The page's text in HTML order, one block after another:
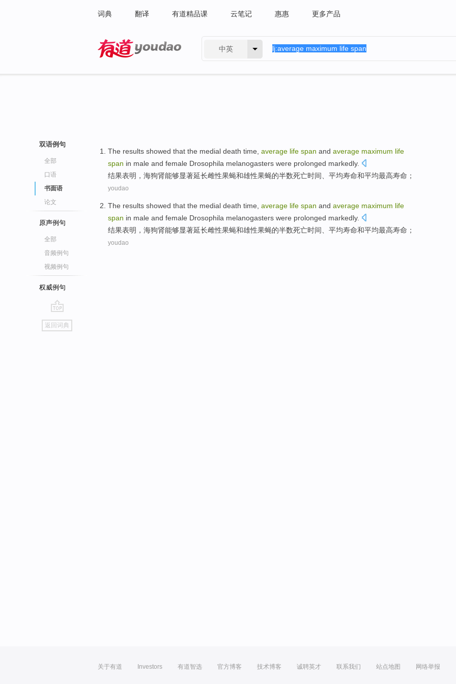
词典 翻译 有道精品课 云笔记 惠惠 更多产品
中英
双语例句
全部
口语
书面语
论文
原声例句
全部
音频例句
视频例句
权威例句
go
top
返回词典
The results showed that the medial death time average life span and average maximum life
span in male and female Drosophila melanogasters were prolonged markedly.
结果表明 ， 海狗肾能够显著延长雌性果蝇和雄性果蝇的半数死亡时间 平均寿命和平均最高寿命；
youdao
The results showed that the medial death time average life span and average maximum life
span in male and female Drosophila melanogasters were prolonged markedly.
结果表明 ， 海狗肾能够显著延长雌性果蝇和雄性果蝇的半数死亡时间 平均寿命和平均最高寿命；
youdao
关于有道 Investors 有道智选 官方博客 技术博客 诚聘英才 联系我们 站点地图 网络举报